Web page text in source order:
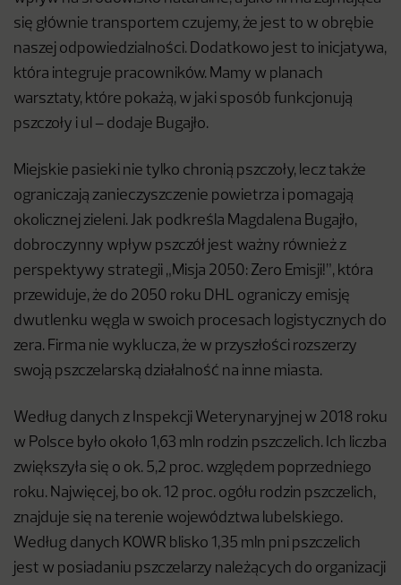
się głównie transportem czujemy, że jest to w obrębie
naszej odpowiedzialności. Dodatkowo jest to inicjatywa,
która integruje pracowników. Mamy w planach
warsztaty, które pokażą, w jaki sposób funkcjonują
pszczoły i ul – dodaje Bugajło.
Miejskie pasieki nie tylko chronią pszczoły, lecz także
ograniczają zanieczyszczenie powietrza i pomagają
okolicznej zieleni. Jak podkreśla Magdalena Bugajło,
dobroczynny wpływ pszczół jest ważny również z
perspektywy strategii „Misja 2050: Zero Emisji!”, która
przewiduje, że do 2050 roku DHL ograniczy emisję
dwutlenku węgla w swoich procesach logistycznych do
zera. Firma nie wyklucza, że w przyszłości rozszerzy
swoją pszczelarską działalność na inne miasta.
Według danych z Inspekcji Weterynaryjnej w 2018 roku
w Polsce było około 1,63 mln rodzin pszczelich. Ich liczba
zwiększyła się o ok. 5,2 proc. względem poprzedniego
roku. Najwięcej, bo ok. 12 proc. ogółu rodzin pszczelich,
znajduje się na terenie województwa lubelskiego.
Według danych KOWR blisko 1,35 mln pni pszczelich
jest w posiadaniu pszczelarzy należących do organizacji